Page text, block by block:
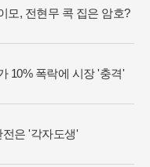
모, 전현무 콕 집은 암호?
10% 폭락에 시장 '충격'
은 '각자도생'